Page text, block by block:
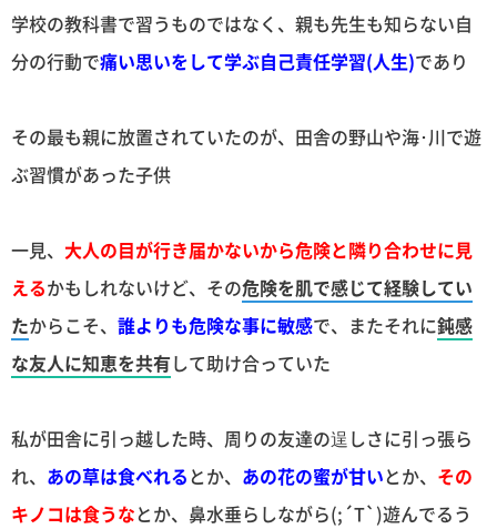
学校の教科書で習うものではなく、親も先生も知らない自
分の行動で痛い思いをして学ぶ自己責任学習(人生)であり
その最も親に放置されていたのが、田舎の野山や海･川で遊
ぶ習慣があった子供
一見、 大人の目が行き届かないから危険と隣り合わせに見
えるかもしれないけど、その危険を肌で感じて経験してい
たからこそ、 誰よりも危険な事に敏感で、またそれに鈍感
な友人に知恵を共有して助け合っていた
私が田舎に引っ越した時、周りの友達の逞しさに引っ張ら
れ、 あの草は食べれるとか、 あの花の蜜が甘いとか、 その
キノコは食うなとか、鼻水垂らしながら(;´T`)遊んでるう